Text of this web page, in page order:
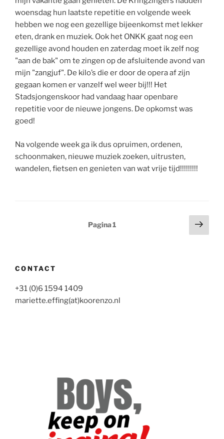
woensdag hun laatste repetitie en volgende week
hebben we nog een gezellige bijeenkomst met lekker
eten, drank en muziek. Ook het ONKK gaat nog een
gezellige avond houden en zaterdag moet ik zelf nog
"aan de bak" om te zingen op de afsluitende avond van
mijn "zangjuf". De kilo’s die er door de opera af zijn
gegaan komen er vanzelf wel weer bij!!! Het
Stadsjongenskoor had vandaag haar openbare
repetitie voor de nieuwe jongens. De opkomst was
goed!
Na volgende week ga ik dus opruimen, ordenen,
schoonmaken, nieuwe muziek zoeken, uitrusten,
wandelen, fietsen en genieten van wat vrije tijd!!!!!!!!!
Pagina1
CONTACT
+31 (0)6 1594 1409
mariette.effing(at)koorenzo.nl